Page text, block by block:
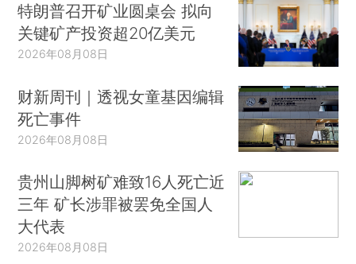
特朗普召开矿业圆桌会 拟向
关键矿产投资超20亿美元
2026年08月08日
财新周刊｜透视女童基因编辑
死亡事件
2026年08月08日
贵州山脚树矿难致16人死亡近
三年 矿长涉罪被罢免全国人
大代表
2026年08月08日